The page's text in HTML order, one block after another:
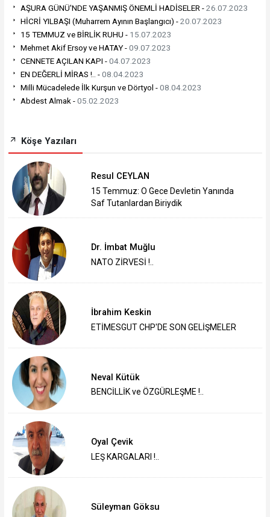
AŞURA GÜNÜ'NDE YAŞANMIŞ ÖNEMLİ HADİSELER -26.07.2023
HİCRİ YILBAŞI (Muharrem Ayının Başlangıcı) -20.07.2023
15 TEMMUZ ve BİRLİK RUHU - 15.07.2023
Mehmet Akif Ersoy ve HATAY -09.07.2023
CENNETE AÇILAN KAPI -04.07.2023
EN DEĞERLİ MİRAS !.. -08.04.2023
Milli Mücadelede İlk Kurşun ve Dörtyol -08.04.2023
Abdest Almak -05.02.2023
Köşe Yazıları
Resul CEYLAN
15 Temmuz: O Gece Devletin Yanında
Saf Tutanlardan Biriydik
Dr. İmbat Muğlu
NATO ZİRVESİ !..
İbrahim Keskin
ETİMESGUT CHP'DE SON GELİŞMELER
Neval Kütük
BENCİLLİK ve ÖZGÜRLEŞME !..
Oyal Çevik
LEŞ KARGALARI !..
Süleyman Göksu